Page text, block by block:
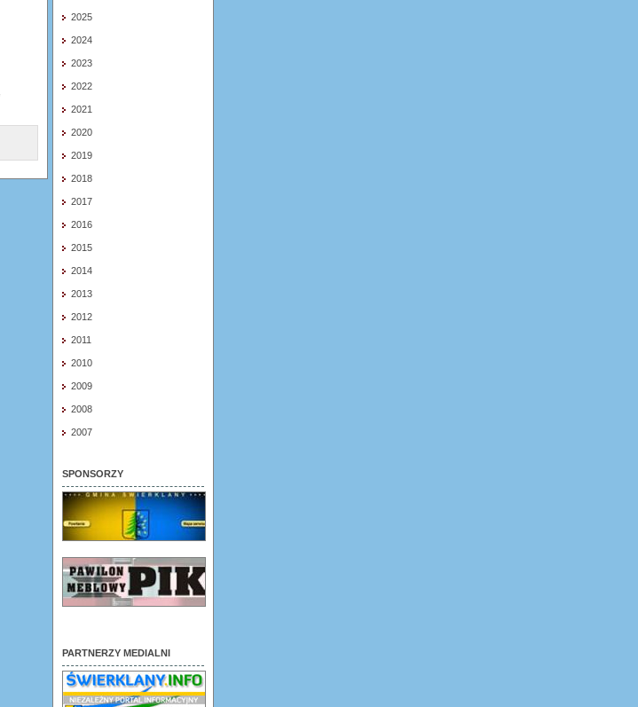
2025
2024
2023
2022
2021
2020
2019
2018
2017
2016
2015
2014
2013
2012
2011
2010
2009
2008
2007
SPONSORZY
PARTNERZY MEDIALNI